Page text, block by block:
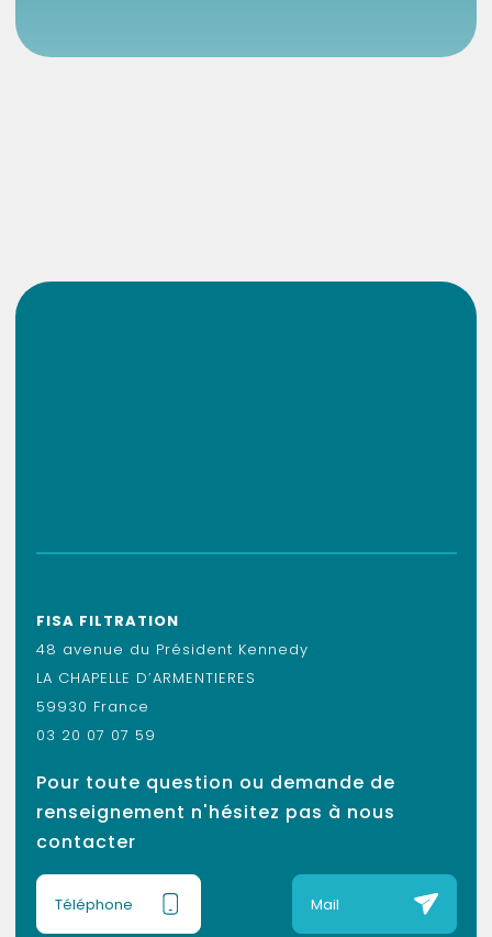
FISA FILTRATION
48 avenue du Président Kennedy
LA CHAPELLE D’ARMENTIERES
59930 France
03 20 07 07 59
Pour toute question ou demande de
renseignement n'hésitez pas à nous
contacter
Téléphone Mail